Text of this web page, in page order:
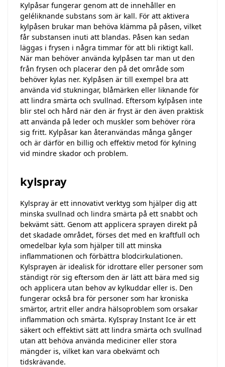
Kylpåsar fungerar genom att de innehåller en
geléliknande substans som är kall. För att aktivera
kylpåsen brukar man behöva klämma på påsen, vilket
får substansen inuti att blandas. Påsen kan sedan
läggas i frysen i några timmar för att bli riktigt kall.
När man behöver använda kylpåsen tar man ut den
från frysen och placerar den på det område som
behöver kylas ner. Kylpåsen är till exempel bra att
använda vid stukningar, blåmärken eller liknande för
att lindra smärta och svullnad. Eftersom kylpåsen inte
blir stel och hård när den är fryst är den även praktisk
att använda på leder och muskler som behöver röra
sig fritt. Kylpåsar kan återanvändas många gånger
och är därför en billig och effektiv metod för kylning
vid mindre skador och problem.
kylspray
Kylspray är ett innovativt verktyg som hjälper dig att
minska svullnad och lindra smärta på ett snabbt och
bekvämt sätt. Genom att applicera sprayen direkt på
det skadade området, förses det med en kraftfull och
omedelbar kyla som hjälper till att minska
inflammationen och förbättra blodcirkulationen.
Kylsprayen är idealisk för idrottare eller personer som
ständigt rör sig eftersom den är lätt att bära med sig
och applicera utan behov av kylkuddar eller is. Den
fungerar också bra för personer som har kroniska
smärtor, artrit eller andra hälsoproblem som orsakar
inflammation och smärta. KyIspray Instant Ice är ett
säkert och effektivt sätt att lindra smärta och svullnad
utan att behöva använda mediciner eller stora
mängder is, vilket kan vara obekvämt och
tidskrävande.